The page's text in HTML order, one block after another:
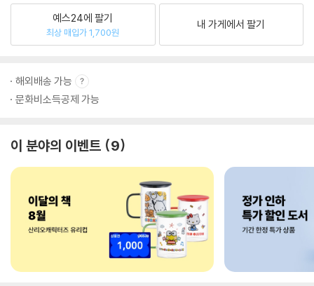
예스24에 팔기
최상 매입가 1,700원
내 가게에서 팔기
해외배송 가능
문화비소득공제 가능
이 분야의 이벤트 9